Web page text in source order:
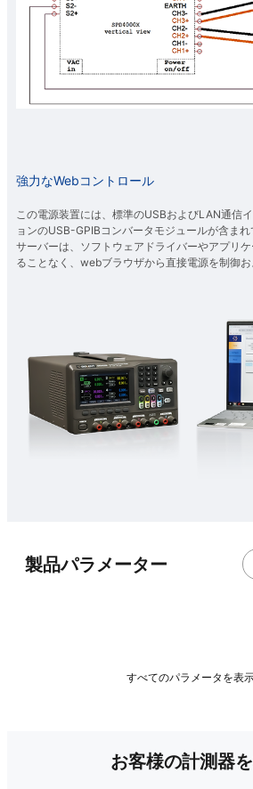
強力なWebコントロール
この電源装置には、標準のUSBおよびLAN通信
ョンのUSB-GPIBコンバータモジュールが含ま
サーバーは、ソフトウェアドライバーやアプリ
ることなく、webブラウザから直接電源を制御お
製品パラメーター
すべてのパラメータを表
お客様の計測器